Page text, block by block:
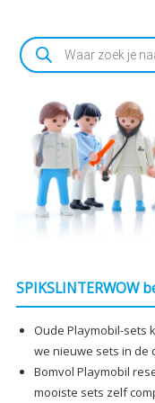
Producten
zoeken
SPIKSLINTERWOW
Oude Playmobil-sets
we nieuwe sets in de
Bomvol Playmobil
mooiste sets zelf